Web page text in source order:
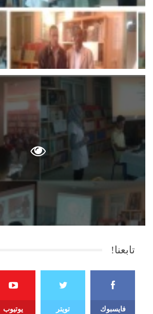
تابعنا!
فايسبوك تويتر يوتيوب